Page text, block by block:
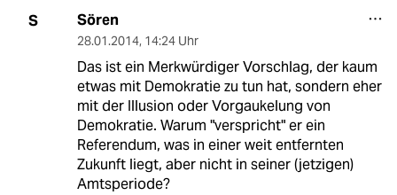
S Sören
28.01.2014, 14:24 Uhr
Das ist ein Merkwürdiger Vorschlag, der kaum
etwas mit Demokratie zu tun hat, sondern eher
mit der Illusion oder Vorgaukelung von
Demokratie. Warum "verspricht" er ein
Referendum, was in einer weit entfernten
Zukunft liegt, aber nicht in seiner (jetzigen)
Amtsperiode?